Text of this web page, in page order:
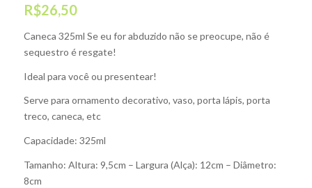
R$26,50
Caneca 325ml Se eu for abduzido não se preocupe, não é
sequestro é resgate!
Ideal para você ou presentear!
Serve para ornamento decorativo, vaso, porta lápis, porta
treco, caneca, etc
Capacidade: 325ml
Tamanho: Altura: 9,5cm – Largura (Alça): 12cm – Diâmetro:
8cm